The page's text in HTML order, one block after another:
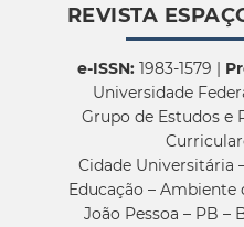
REVISTA
e-ISSN:1983-1579 |
Universidade
Grupo de Estudos e
Cidade Universitária
Educação – Ambiente
João Pessoa – PB –